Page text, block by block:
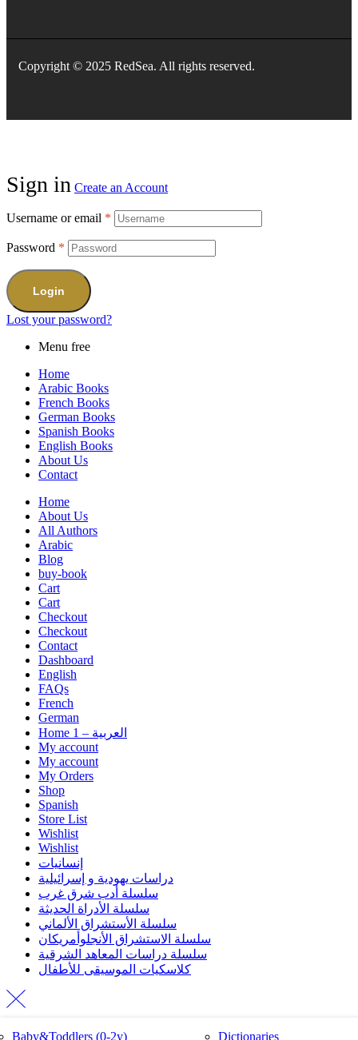
Copyright © 2025 RedSea. All rights reserved.
Sign in Create an Account
Username or email *
Password *
Login
Lost your password?
Menu free
Home
Arabic Books
سلسلة دراسات المعاهد الشرقية
سلسلة أدب شرق غرب
French Books
bébé et bambins
L irréel et les
German Books
Ägypten
Belletristik
Spanish Books
Linguistics and Skills
for Specific Purposes
English Books
Baby&Toddlers (0-2y)
Dictionaries
About Us
Contact
Home
About Us
All Authors
Arabic
Blog
buy-book
Cart
Cart
Checkout
Checkout
Contact
Dashboard
English
FAQs
French
German
Home 1 – العربية
My account
My account
My Orders
Shop
Spanish
Store List
Wishlist
Wishlist
إنسانيات
دراسات يهودية و إسرائيلية
سلسلة أدب شرق غرب
سلسلة الأدراة الحديثة
سلسلة الأستشراق الألماني
سلسلة الاستشراق الأنجلوأمريكان
سلسلة دراسات المعاهد الشرقية
كلاسكيات الموسيقى للأطفال